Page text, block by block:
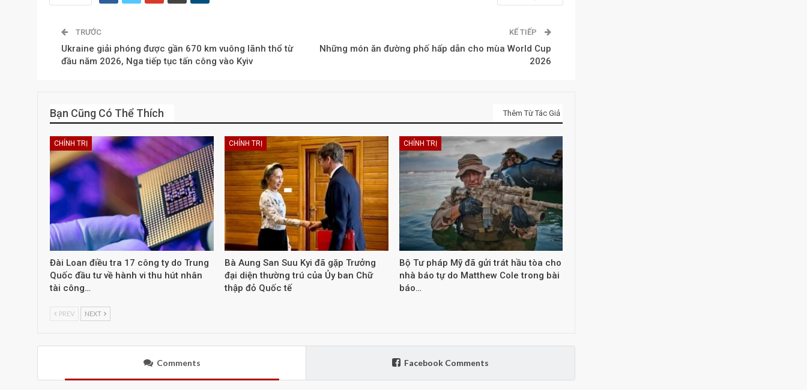
TRƯỚC
Ukraine giải phóng được gần 670 km vuông lãnh thổ từ
đầu năm 2026, Nga tiếp tục tấn công vào Kyiv
KẾ TIẾP
Những món ăn đường phố hấp dẫn cho mùa World Cup
2026
Bạn Cũng Có Thể Thích Thêm Từ Tác Giả
CHÍNH TRỊ
Đài Loan điều tra 17 công ty do Trung
Quốc đầu tư về hành vi thu hút nhân
tài công…
CHÍNH TRỊ
Bà Aung San Suu Kyi đã gặp Trưởng
đại diện thường trú của Ủy ban Chữ
thập đỏ Quốc tế
CHÍNH TRỊ
Bộ Tư pháp Mỹ đã gửi trát hầu tòa cho
nhà báo tự do Matthew Cole trong bài
báo…
PREV NEXT
Comments Facebook Comments